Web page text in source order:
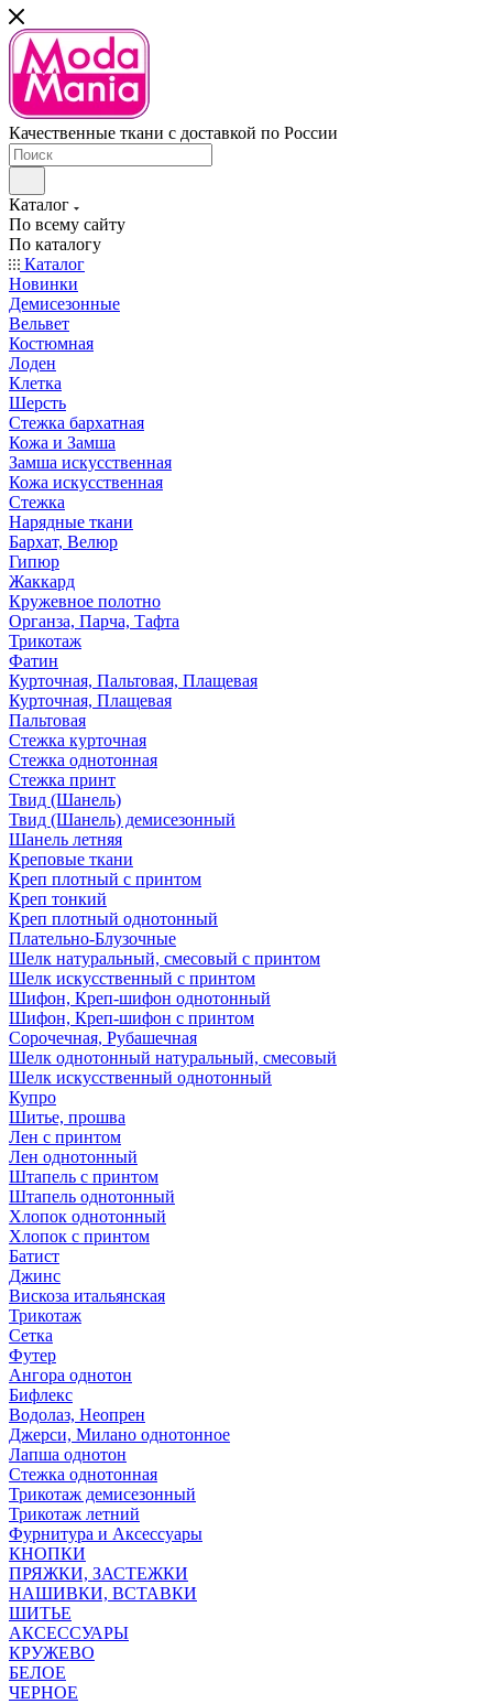
Качественные ткани с доставкой по России
Каталог
По всему сайту
По каталогу
Каталог
Новинки
Демисезонные
Вельвет
Костюмная
Лоден
Клетка
Шерсть
Стежка бархатная
Кожа и Замша
Замша искусственная
Кожа искусственная
Стежка
Нарядные ткани
Бархат, Велюр
Гипюр
Жаккард
Кружевное полотно
Органза, Парча, Тафта
Трикотаж
Фатин
Курточная, Пальтовая, Плащевая
Курточная, Плащевая
Пальтовая
Стежка курточная
Стежка однотонная
Стежка принт
Твид (Шанель)
Твид (Шанель) демисезонный
Шанель летняя
Креповые ткани
Креп плотный с принтом
Креп тонкий
Креп плотный однотонный
Плательно-Блузочные
Шелк натуральный, смесовый с принтом
Шелк искусственный с принтом
Шифон, Креп-шифон однотонный
Шифон, Креп-шифон с принтом
Сорочечная, Рубашечная
Шелк однотонный натуральный, смесовый
Шелк искусственный однотонный
Купро
Шитье, прошва
Лен с принтом
Лен однотонный
Штапель с принтом
Штапель однотонный
Хлопок однотонный
Хлопок с принтом
Батист
Джинс
Вискоза итальянская
Трикотаж
Сетка
Футер
Ангора однотон
Бифлекс
Водолаз, Неопрен
Джерси, Милано однотонное
Лапша однотон
Стежка однотонная
Трикотаж демисезонный
Трикотаж летний
Фурнитура и Аксессуары
КНОПКИ
ПРЯЖКИ, ЗАСТЕЖКИ
НАШИВКИ, ВСТАВКИ
ШИТЬЕ
АКСЕССУАРЫ
КРУЖЕВО
БЕЛОЕ
ЧЕРНОЕ